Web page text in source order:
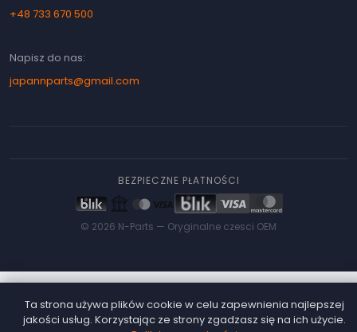
+48 733 670 500
Napisz do nas:
japannparts@gmail.com
BEZPIECZNE PŁATNOŚCI
© 2026 N-Parts — Oryginalne czesci OEM
Ta strona używa plików cookie w celu zapewnienia najlepszej
jakości usług. Korzystając ze strony zgadzasz się na ich użycie.